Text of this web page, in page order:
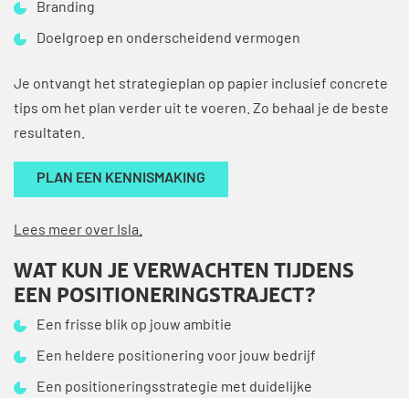
Branding
Doelgroep en onderscheidend vermogen
Je ontvangt het strategieplan op papier inclusief concrete
tips om het plan verder uit te voeren. Zo behaal je de beste
resultaten.
PLAN EEN KENNISMAKING
Lees meer over Isla.
WAT KUN JE VERWACHTEN TIJDENS
EEN POSITIONERINGSTRAJECT?
Een frisse blik op jouw ambitie
Een heldere positionering voor jouw bedrijf
Een positioneringsstrategie met duidelijke